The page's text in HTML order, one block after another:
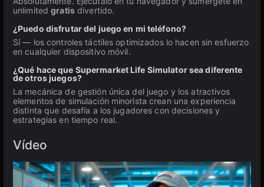
unlimitedgratisdivertido.
¿Puedo disfrutar del juego en mi teléfono?
Sí — los controles táctiles optimizados lo hacen sin esfuerzo
en cualquier dispositivo móvil.
¿Qué hace que Supermarket Life Simulator sea diferente
de otros juegos?
La mecánica de gestión única del juego y los atractivos
elementos de simulación minorista crean una experiencia
distinta que desafía a los jugadores con decisiones y
estrategias en tiempo real.
Vídeo